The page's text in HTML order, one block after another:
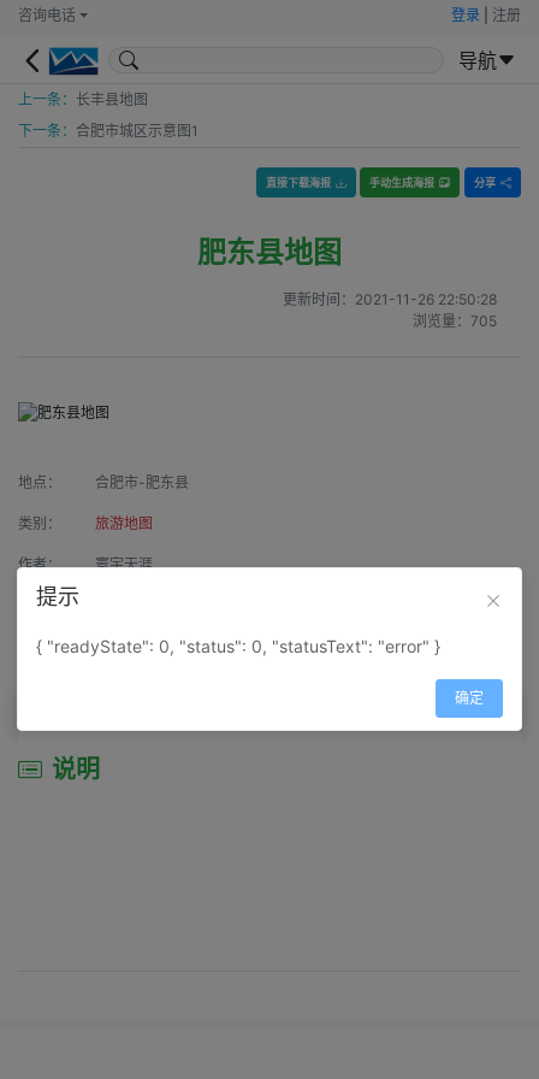
咨询电话 登录 注册
导航
上一条： 长丰县地图
下一条： 合肥市城区示意图1
直接下载海报 手动生成海报 分享
肥东县地图
更新时间： 2021-11-26 22:50:28
浏览量： 705
地点： 合肥市-肥东县
类别： 旅游地图
作者： 寰宇天涯
来源：
属性： 地图属性： 地图类型-综合性地图
说明
提示
{ "readyState": 0, "status": 0, "statusText": "error" }
确定